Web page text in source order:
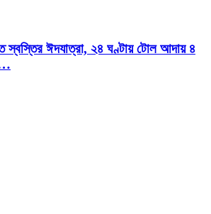
স্বস্তির ঈদযাত্রা, ২৪ ঘণ্টায় টোল আদায় ৪